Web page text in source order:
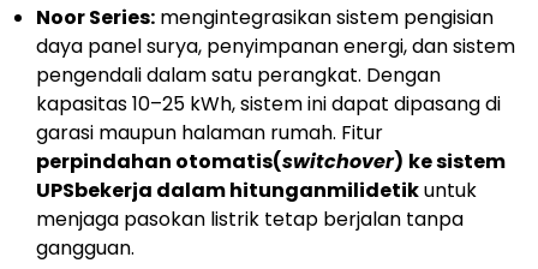
Noor Series: mengintegrasikan sistem pengisian
daya panel surya, penyimpanan energi, dan sistem
pengendali dalam satu perangkat. Dengan
kapasitas 10–25 kWh, sistem ini dapat dipasang di
garasi maupun halaman rumah. Fitur
perpindahan otomatis(switchover) ke sistem
UPSbekerja dalam hitunganmilidetikuntuk
menjaga pasokan listrik tetap berjalan tanpa
gangguan.